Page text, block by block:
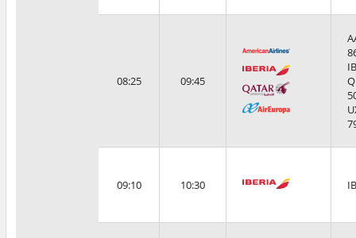
08:25 09:45
09:10 10:30